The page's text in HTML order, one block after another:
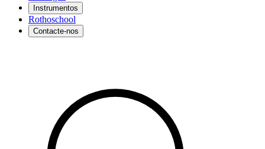
Instrumentos
Rothoschool
Contacte-nos